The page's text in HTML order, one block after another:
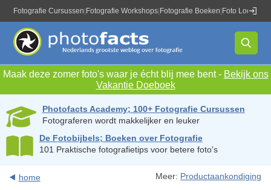
Fotografie Cursussen Fotografie Workshops Fotografie Boeken Foto Locaties
Maak deze zomer foto's waar je écht blij mee bent - Bekijk ons
Vakantie Doeboek
Photofacts Academy; 100+ Fotografie Cursussen
Fotograferen wordt makkelijker en leuker
De Fotobijbels; Boeken over Fotografie
101 Praktische fotografietips voor betere foto's
home Meer: Productaankondiging